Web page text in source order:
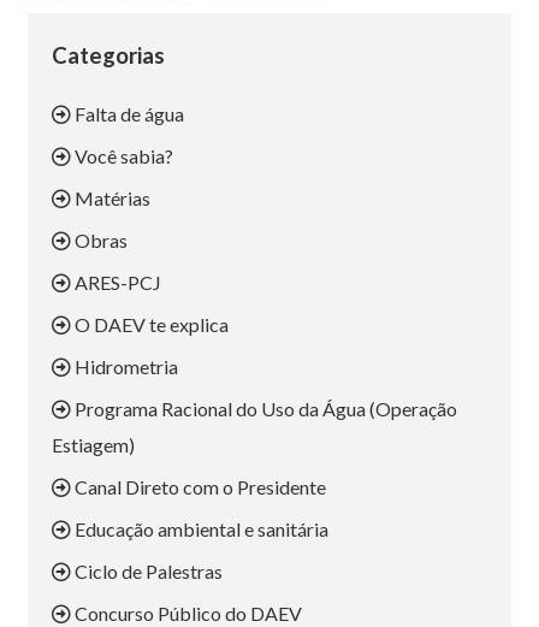
Categorias
Falta de água
Você sabia?
Matérias
Obras
ARES-PCJ
O DAEV te explica
Hidrometria
Programa Racional do Uso da Água (Operação
Estiagem)
Canal Direto com o Presidente
Educação ambiental e sanitária
Ciclo de Palestras
Concurso Público do DAEV